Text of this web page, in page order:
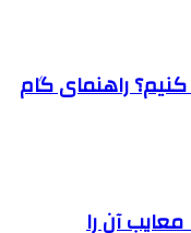
راهنمای گام
معایب آن را